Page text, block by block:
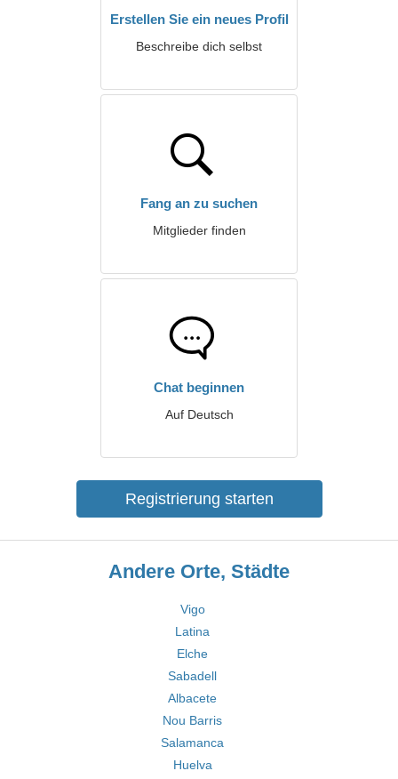
Erstellen Sie ein neues Profil
Beschreibe dich selbst
Fang an zu suchen
Mitglieder finden
Chat beginnen
Auf Deutsch
Registrierung starten
Andere Orte, Städte
Vigo
Latina
Elche
Sabadell
Albacete
Nou Barris
Salamanca
Huelva